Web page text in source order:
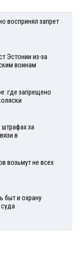
воспринял запрет
Эстонии из-за
воинам
где запрещено
за
в
возьмут не всех
быт и охрану